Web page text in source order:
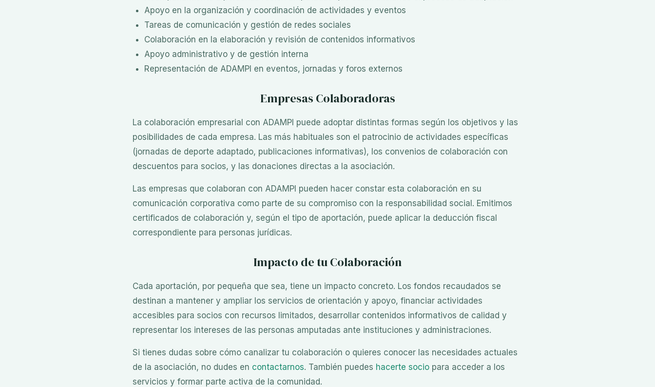
Apoyo en la organización y coordinación de actividades y eventos
Tareas de comunicación y gestión de redes sociales
Colaboración en la elaboración y revisión de contenidos informativos
Apoyo administrativo y de gestión interna
Representación de ADAMPI en eventos, jornadas y foros externos
Empresas Colaboradoras
La colaboración empresarial con ADAMPI puede adoptar distintas formas según los objetivos y las
posibilidades de cada empresa. Las más habituales son el patrocinio de actividades específicas
(jornadas de deporte adaptado, publicaciones informativas), los convenios de colaboración con
descuentos para socios, y las donaciones directas a la asociación.
Las empresas que colaboran con ADAMPI pueden hacer constar esta colaboración en su
comunicación corporativa como parte de su compromiso con la responsabilidad social. Emitimos
certificados de colaboración y, según el tipo de aportación, puede aplicar la deducción fiscal
correspondiente para personas jurídicas.
Impacto de tu Colaboración
Cada aportación, por pequeña que sea, tiene un impacto concreto. Los fondos recaudados se
destinan a mantener y ampliar los servicios de orientación y apoyo, financiar actividades
accesibles para socios con recursos limitados, desarrollar contenidos informativos de calidad y
representar los intereses de las personas amputadas ante instituciones y administraciones.
Si tienes dudas sobre cómo canalizar tu colaboración o quieres conocer las necesidades actuales
de la asociación, no dudes en contactarnos. También puedes hacerte socio para acceder a los
servicios y formar parte activa de la comunidad.